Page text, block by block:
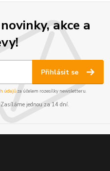
akce a
Přihlásit se
údajůza účelem rozesílky newsletteru.
jednou za 14 dní.